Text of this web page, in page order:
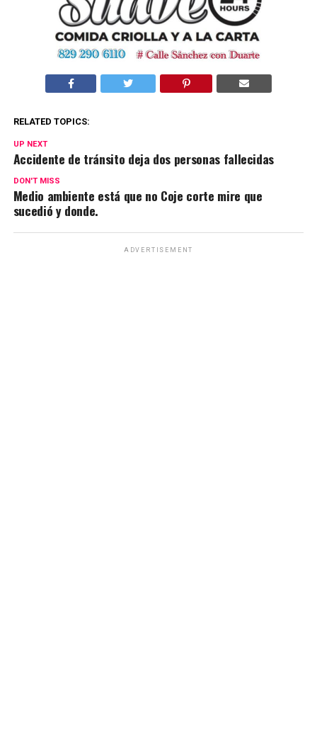
RELATED TOPICS:
UP NEXT
Accidente de tránsito deja dos personas fallecidas
DON'T MISS
Medio ambiente está que no Coje corte mire que
sucedió y donde.
ADVERTISEMENT